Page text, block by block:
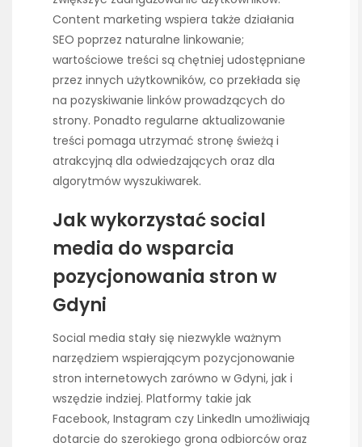
Content marketing wspiera także działania
SEO poprzez naturalne linkowanie;
wartościowe treści są chętniej udostępniane
przez innych użytkowników, co przekłada się
na pozyskiwanie linków prowadzących do
strony. Ponadto regularne aktualizowanie
treści pomaga utrzymać stronę świeżą i
atrakcyjną dla odwiedzających oraz dla
algorytmów wyszukiwarek.
Jak wykorzystać social
media do wsparcia
pozycjonowania stron w
Gdyni
Social media stały się niezwykle ważnym
narzędziem wspierającym pozycjonowanie
stron internetowych zarówno w Gdyni, jak i
wszędzie indziej. Platformy takie jak
Facebook, Instagram czy LinkedIn umożliwiają
dotarcie do szerokiego grona odbiorców oraz